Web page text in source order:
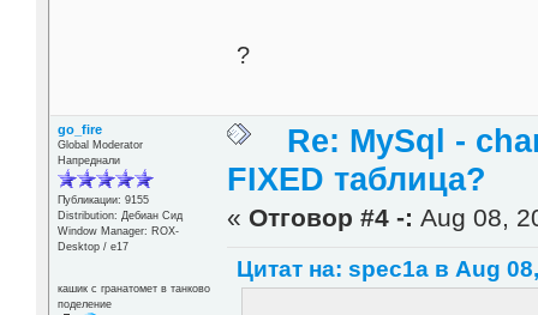
?
go_fire
Global Moderator
Напреднали
Публикации: 9155
Distribution: Дебиан Сид
Window Manager: ROX-
Desktop / е17
кашик с гранатомет в танково
поделение
Re: MySql -
FIXED таблица?
« Отговор #4 -: Aug 08,
Цитат на: spec1a в Aug